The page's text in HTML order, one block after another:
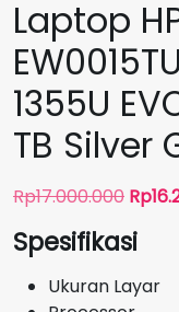
Laptop
1355U
TB Silver
Rp17.000.000 Harga
adalah:
Rp
Spesifikasi
Ukuran Layar